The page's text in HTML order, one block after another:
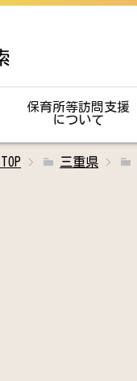
保育所等訪問支援
について
TOP 三重県